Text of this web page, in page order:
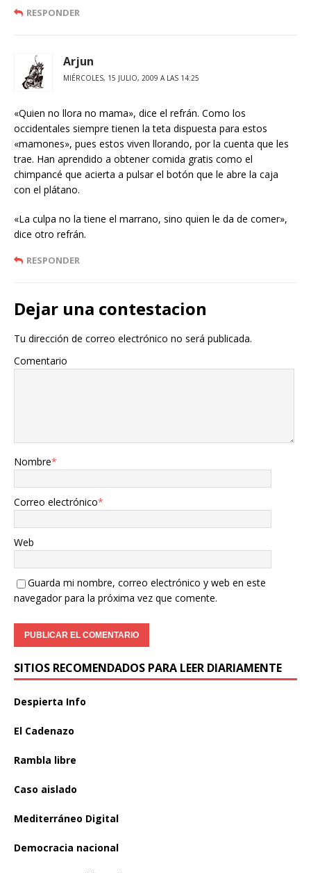
RESPONDER
Arjun
MIÉRCOLES, 15 JULIO, 2009 A LAS 14:25
«Quien no llora no mama», dice el refrán. Como los
occidentales siempre tienen la teta dispuesta para estos
«mamones», pues estos viven llorando, por la cuenta que les
trae. Han aprendido a obtener comida gratis como el
chimpancé que acierta a pulsar el botón que le abre la caja
con el plátano.
«La culpa no la tiene el marrano, sino quien le da de comer»,
dice otro refrán.
RESPONDER
Dejar una contestacion
Tu dirección de correo electrónico no será publicada.
Comentario
Nombre*
Correo electrónico*
Web
Guarda mi nombre, correo electrónico y web en este
navegador para la próxima vez que comente.
SITIOS RECOMENDADOS PARA LEER DIARIAMENTE
Despierta Info
El Cadenazo
Rambla libre
Caso aislado
Mediterráneo Digital
Democracia nacional